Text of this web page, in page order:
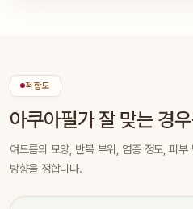
적합도
아쿠아필가 잘 맞는 경
여드름의 모양, 반복 부위, 염증 정도, 피부
방향을 정합니다.